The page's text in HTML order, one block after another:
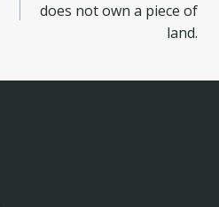
does not own a piece of
land.